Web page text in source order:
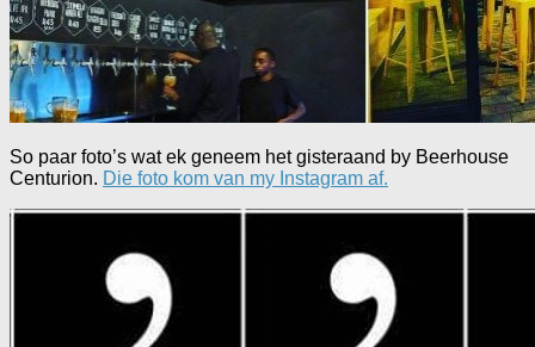
So paar foto’s wat ek geneem het gisteraand by Beerhouse
Centurion. Die foto kom van my Instagram af.